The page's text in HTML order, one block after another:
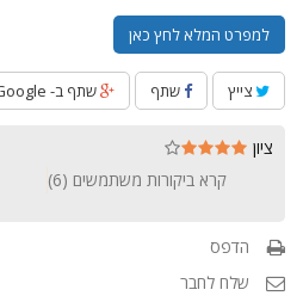
למפרט המלא לחץ כאן
צייץ שתף שתף ב- Google
ציון
קרא ביקורות משתמשים (6
)
הדפס
שלח לחבר